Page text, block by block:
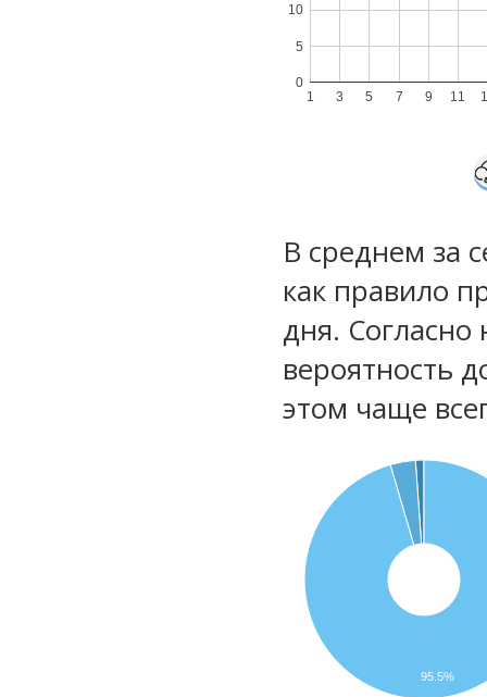
1 3 5 7 9 11
0
5
10
В среднем за
как правило
дня.
вероятность
этом чаще
95.5%